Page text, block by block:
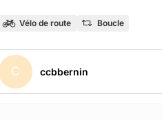
Vélo de route Boucle
C ccbbernin